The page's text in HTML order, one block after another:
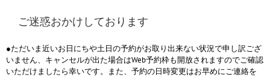
ご迷惑おかけしております
●ただいま近いお日にちや土日の予約がお取り出来ない状況で申し訳ござ
いません、キャンセルが出た場合はWeb予約枠も開放されますのでご確認
いただけましたら幸いです。また、予約の日時変更はお早めにご連絡を